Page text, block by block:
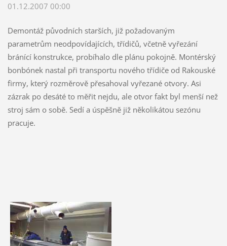
01.12.2007 00:00
Demontáž původních starších, již požadovaným
parametrům neodpovídajících, třídičů, včetně vyřezání
bránící konstrukce, probíhalo dle plánu pokojně. Montérský
bonbónek nastal při transportu nového třídiče od Rakouské
firmy, který rozměrově přesahoval vyřezané otvory. Asi
zázrak po desáté to měřit nejdu, ale otvor fakt byl menší než
stroj sám o sobě. Sedí a úspěšně již několikátou sezónu
pracuje.